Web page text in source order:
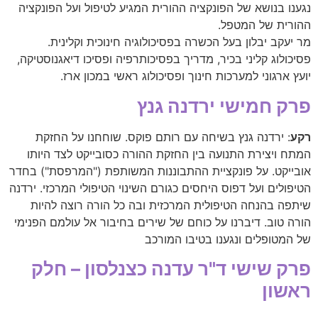
נגענו בנושא של הפונקציה ההורית המגיע לטיפול ועל הפונקציה
ההורית של המטפל.
מר יעקב יבלון בעל הכשרה בפסיכולוגיה חינוכית וקלינית.
פסיכולוג קליני בכיר, מדריך בפסיכותרפיה ופסיכו דיאגנוסטיקה,
יועץ ארגוני למערכות חינוך ופסיכולוג ראשי במכון ארז.
פרק חמישי ירדנה גנץ
רקע: ירדנה גנץ בשיחה עם רותם פוקס. שוחחנו על החזקת
המתח ויצירת התנועה בין החזקת ההורה כסובייקט לצד היותו
אובייקט. על פונקציית ההתבוננות המשותפת ("המרפסת") בחדר
הטיפולים ועל דפוס היחסים כגורם השינוי הטיפולי המרכזי. ירדנה
שיתפה בהנחה הטיפולית המרכזית ובה כל הורה רוצה להיות
הורה טוב. דיברנו על כוחם של שירים בחיבור אל עולמם הפנימי
של המטופלים ונגענו בטיבו המורכב
פרק שישי ד"ר עדנה כצנלסון – חלק
ראשון